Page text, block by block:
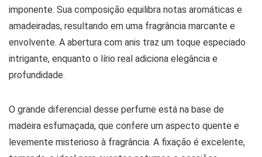
imponente. Sua composição equilibra notas aromáticas e
amadeiradas, resultando em uma fragrância marcante e
envolvente. A abertura com anis traz um toque especiado
intrigante, enquanto o lírio real adiciona elegância e
profundidade.
O grande diferencial desse perfume está na base de
madeira esfumaçada, que confere um aspecto quente e
levemente misterioso à fragrância. A fixação é excelente,